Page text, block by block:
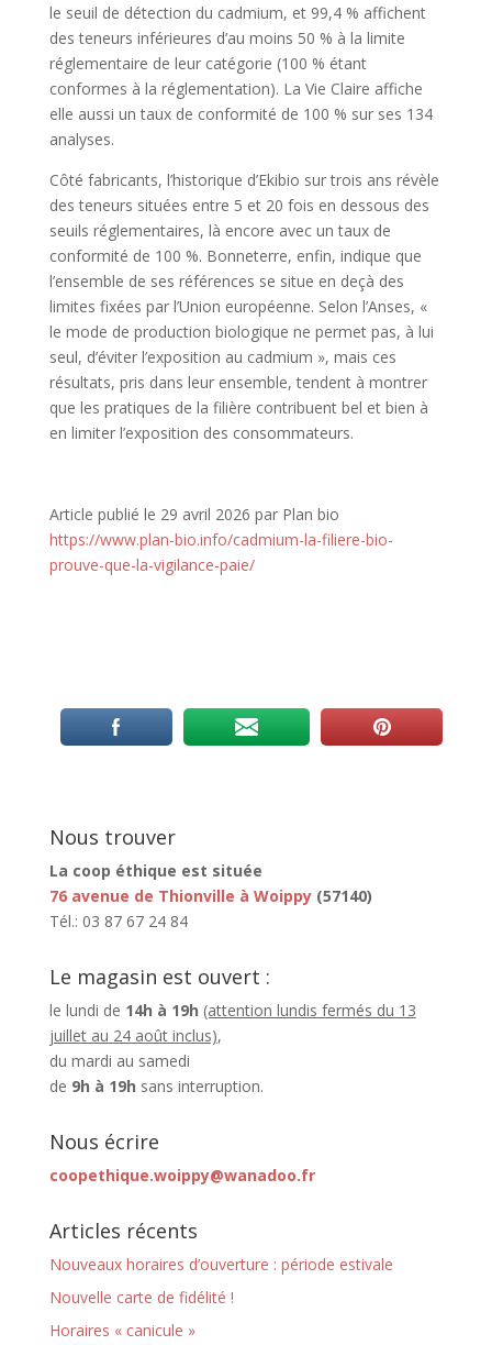
le seuil de détection du cadmium, et 99,4 % affichent
des teneurs inférieures d’au moins 50 % à la limite
réglementaire de leur catégorie (100 % étant
conformes à la réglementation). La Vie Claire affiche
elle aussi un taux de conformité de 100 % sur ses 134
analyses.
Côté fabricants, l’historique d’Ekibio sur trois ans révèle
des teneurs situées entre 5 et 20 fois en dessous des
seuils réglementaires, là encore avec un taux de
conformité de 100 %. Bonneterre, enfin, indique que
l’ensemble de ses références se situe en deçà des
limites fixées par l’Union européenne. Selon l’Anses, «
le mode de production biologique ne permet pas, à lui
seul, d’éviter l’exposition au cadmium », mais ces
résultats, pris dans leur ensemble, tendent à montrer
que les pratiques de la filière contribuent bel et bien à
en limiter l’exposition des consommateurs.
Article publié le 29 avril 2026 par Plan bio
https://www.plan-bio.info/cadmium-la-filiere-bio-
prouve-que-la-vigilance-paie/
Nous trouver
La coop éthique est située
76 avenue de Thionville à Woippy(57140)
Tél.: 03 87 67 24 84
Le magasin est ouvert :
le lundi de 14h à 19h (attention lundis fermés du 13
juillet au 24 août inclus),
du mardi au samedi
de 9h à 19h sans interruption.
Nous écrire
coopethique.woippy@wanadoo.fr
Articles récents
Nouveaux horaires d’ouverture : période estivale
Nouvelle carte de fidélité !
Horaires « canicule »